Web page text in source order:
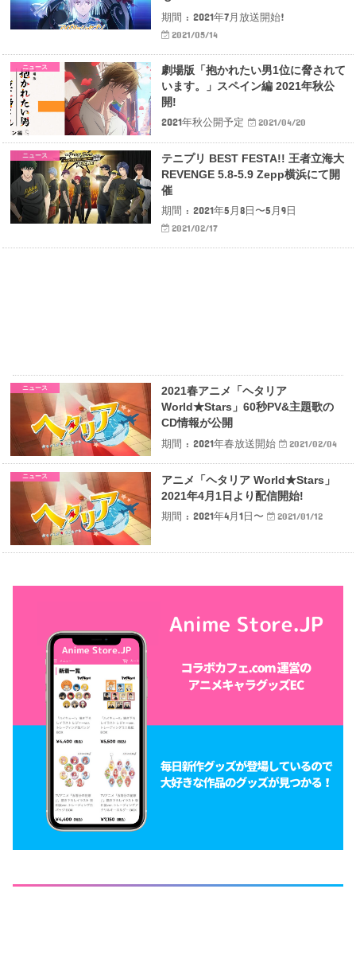
期間 : 2021年7月放送開始!
2021/05/14
ニュース
劇場版「抱かれたい男1位に脅されて
います。」スペイン編 2021年秋公
開!
2021年秋公開予定
2021/04/20
ニュース
テニプリ BEST FESTA!! 王者立海大
REVENGE 5.8-5.9 Zepp横浜にて開
催
期間 : 2021年5月8日〜5月9日
2021/02/17
ニュース
2021春アニメ「ヘタリア
World★Stars」60秒PV&主題歌の
CD情報が公開
期間 : 2021年春放送開始
2021/02/04
ニュース
アニメ「ヘタリア World★Stars」
2021年4月1日より配信開始!
期間 : 2021年4月1日〜
2021/01/12